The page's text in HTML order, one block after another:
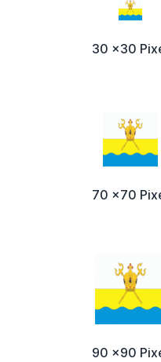
30 x30
70 x70
90 x90